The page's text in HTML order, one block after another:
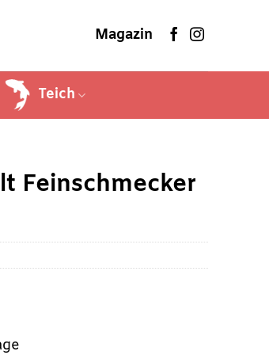
Magazin
Teich
Feinschmecker